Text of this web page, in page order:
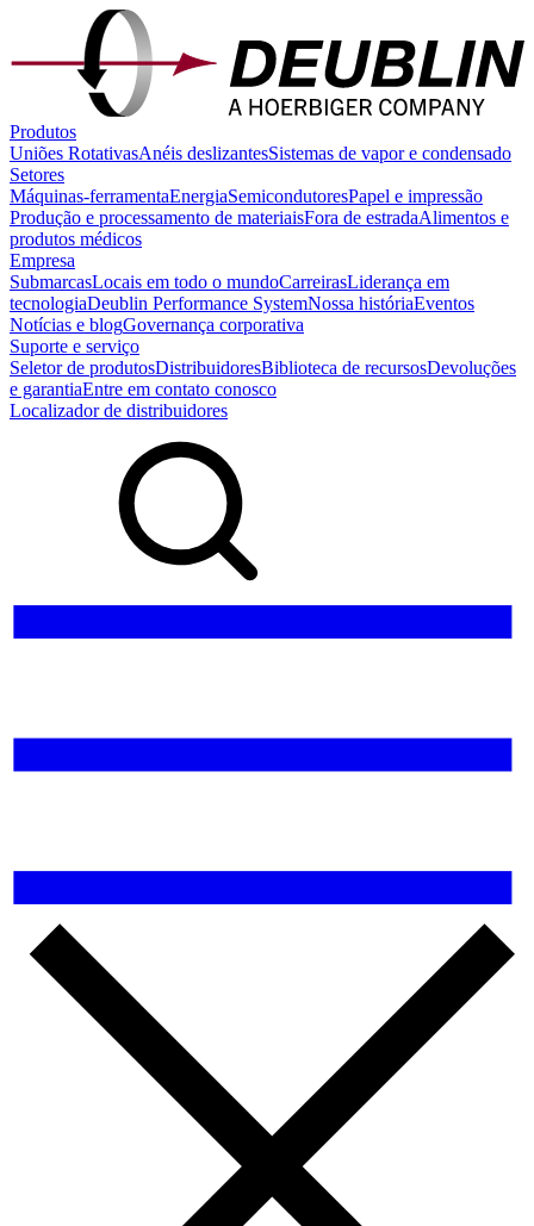
Produtos
Uniões RotativasAnéis deslizantesSistemas de vapor e condensado
Setores
Máquinas-ferramentaEnergiaSemicondutoresPapel e impressão
Produção e processamento de materiaisFora de estradaAlimentos e
produtos médicos
Empresa
SubmarcasLocais em todo o mundoCarreirasLiderança em
tecnologiaDeublin Performance SystemNossa históriaEventos
Notícias e blogGovernança corporativa
Suporte e serviço
Seletor de produtosDistribuidoresBiblioteca de recursosDevoluções
e garantiaEntre em contato conosco
Localizador de distribuidores